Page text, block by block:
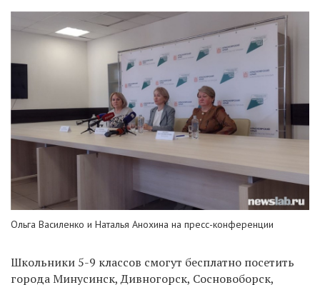
Ольга Василенко и Наталья Анохина на пресс-конференции
Школьники 5-9 классов смогут бесплатно посетить
города Минусинск, Дивногорск, Сосновоборск,